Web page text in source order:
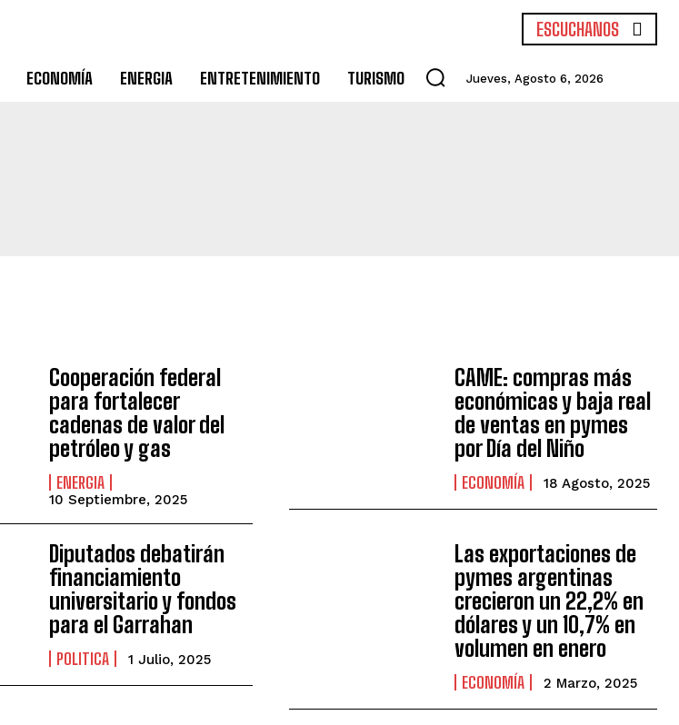
ESCUCHANOS
ECONOMÍA ENERGIA ENTRETENIMIENTO TURISMO Jueves, Agosto 6, 2026
Cooperación federal
para fortalecer
cadenas de valor del
petróleo y gas
ENERGIA
10 Septiembre, 2025
CAME: compras más
económicas y baja real
de ventas en pymes
por Día del Niño
ECONOMÍA 18 Agosto, 2025
Diputados debatirán
financiamiento
universitario y fondos
para el Garrahan
POLITICA 1 Julio, 2025
Las exportaciones de
pymes argentinas
crecieron un 22,2% en
dólares y un 10,7% en
volumen en enero
ECONOMÍA 2 Marzo, 2025